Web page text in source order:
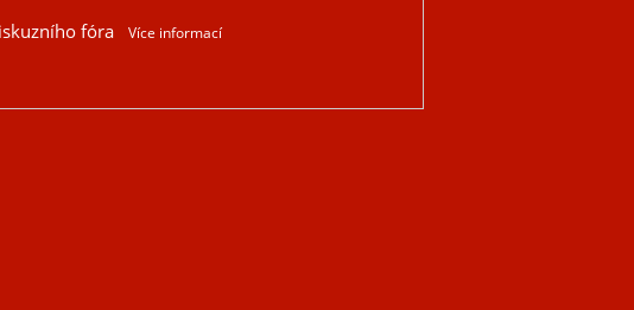
fóra Více informací